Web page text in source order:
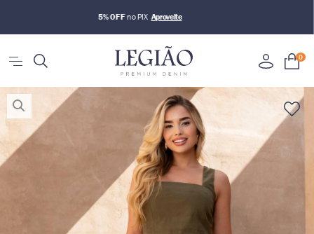
5% OFFno PIX
0